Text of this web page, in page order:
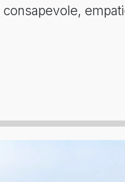
consapevole,